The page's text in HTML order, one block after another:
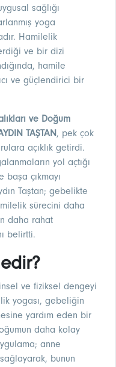
sağlığı
yoga
Hamilelik
ve bir dizi
hamile
ve güçlendirici bir
ve Doğum
TAŞTAN, pek çok
açıklık getirdi.
yol açtığı
çıkmayı
Taştan; gebelikte
sürecini daha
daha rahat
belirtti.
ve fiziksel dengeyi
yogası, gebeliğin
yardım eden bir
daha kolay
anne
bunun